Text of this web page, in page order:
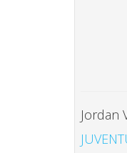
Jordan